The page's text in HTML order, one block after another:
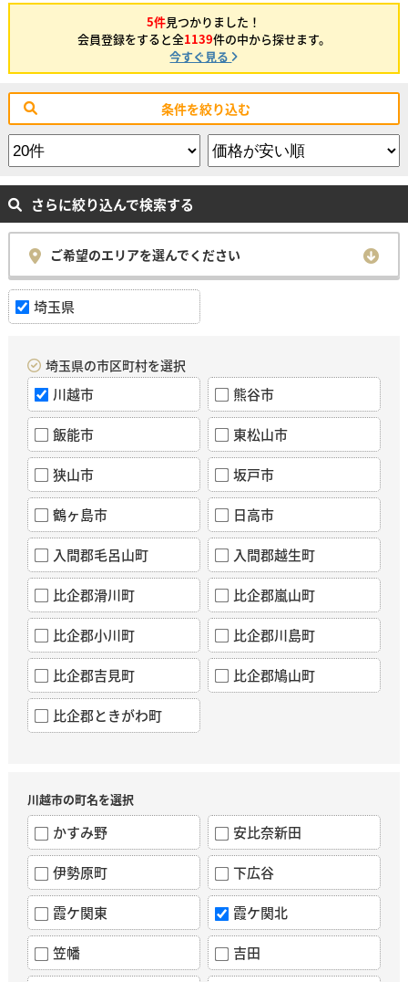
5件見つかりました！
会員登録をすると全1139件の中から探せます。
今すぐ見る
条件を絞り込む
さらに絞り込んで検索する
ご希望のエリアを選んでください
埼玉県
埼玉県の市区町村を選択
川越市 熊谷市
飯能市 東松山市
狭山市 坂戸市
鶴ヶ島市 日高市
入間郡毛呂山町 入間郡越生町
比企郡滑川町 比企郡嵐山町
比企郡小川町 比企郡川島町
比企郡吉見町 比企郡鳩山町
比企郡ときがわ町
川越市の町名を選択
かすみ野 安比奈新田
伊勢原町 下広谷
霞ケ関東 霞ケ関北
笠幡 吉田